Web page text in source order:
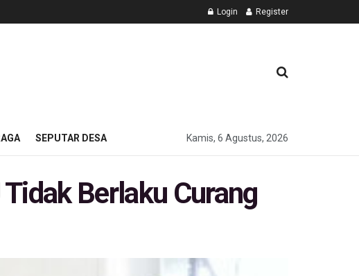
Login Register
SEPUTAR DESA Kamis, 6 Agustus, 2026
Berlaku Curang